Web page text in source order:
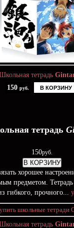
тетрадь
150 руб. В КОРЗИНУ
тетрадь
150руб.
В КОРЗИНУ
хорошее
предметом. Тетрадь
гибкого, прочного...
тетрадь